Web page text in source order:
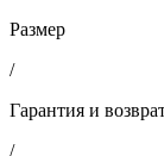
Размер
/
Гарантия и
/